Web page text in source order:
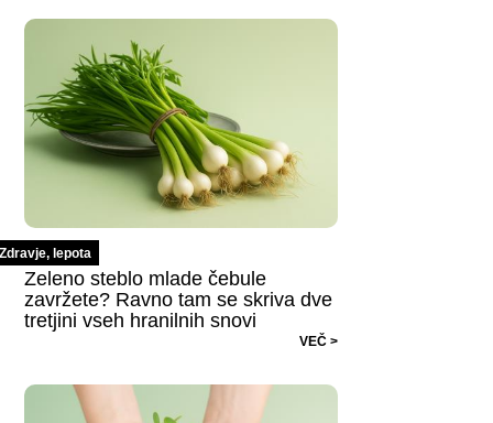
Zdravje, lepota
Zeleno steblo mlade čebule
zavržete? Ravno tam se skriva dve
tretjini vseh hranilnih snovi
VEČ >